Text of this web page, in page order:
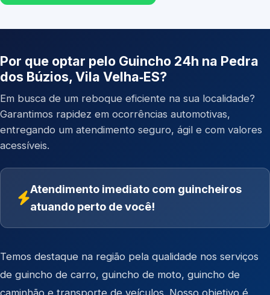
Por que optar pelo Guincho 24h na Pedra
dos Búzios, Vila Velha‑ES?
Em busca de um reboque eficiente na sua localidade?
Garantimos rapidez em ocorrências automotivas,
entregando um atendimento seguro, ágil e com valores
acessíveis.
Atendimento imediato com guincheiros
atuando perto de você!
Temos destaque na região pela qualidade nos serviços
de guincho de carro, guincho de moto, guincho de
caminhão e transporte de veículos . Nosso objetivo é